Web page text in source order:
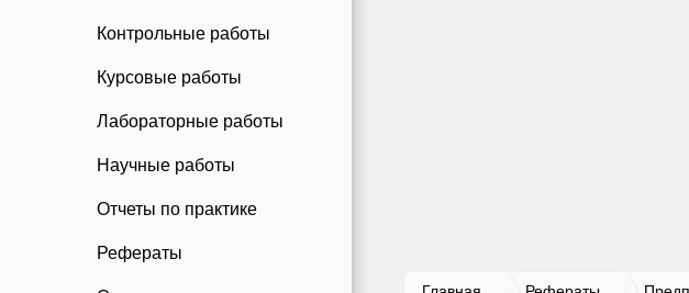
Контрольные работы
Курсовые работы
Лабораторные работы
Научные работы
Отчеты по практике
Рефераты